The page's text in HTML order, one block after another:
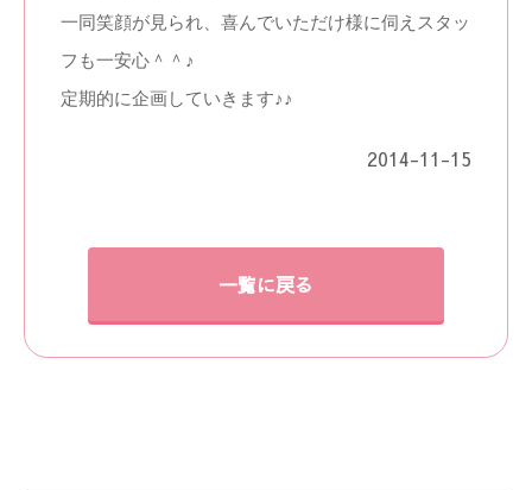
一同笑顔が見られ、喜んでいただけ様に伺えスタッ
フも一安心＾＾♪
定期的に企画していきます♪♪
2014-11-15
一覧に戻る